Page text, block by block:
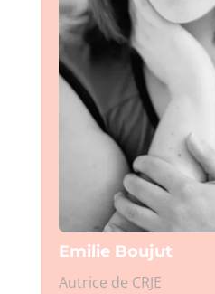
Emilie Boujut
Autrice de CRJE